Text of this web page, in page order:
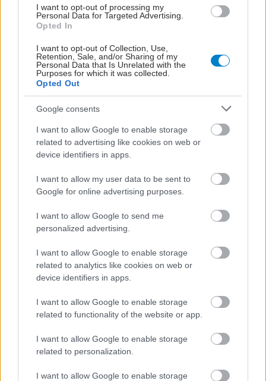
I want to opt-out of processing my
Personal Data for Targeted Advertising.
Opted In
I want to opt-out of Collection, Use,
Retention, Sale, and/or Sharing of my
Personal Data that Is Unrelated with the
Purposes for which it was collected.
Opted Out
Google consents
I want to allow Google to enable storage
related to advertising like cookies on web or
device identifiers in apps.
I want to allow my user data to be sent to
Google for online advertising purposes.
I want to allow Google to send me
personalized advertising.
I want to allow Google to enable storage
related to analytics like cookies on web or
device identifiers in apps.
I want to allow Google to enable storage
related to functionality of the website or app.
I want to allow Google to enable storage
related to personalization.
I want to allow Google to enable storage
ΜΠΕΙΤΕ ΣΤΗ ΣΥΖΗΤΗΣΗ
Loading...